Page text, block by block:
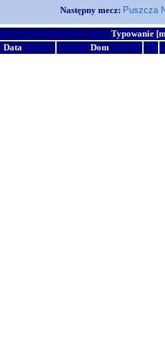
Następny mecz: Puszcza
Typowanie
Data
Dom